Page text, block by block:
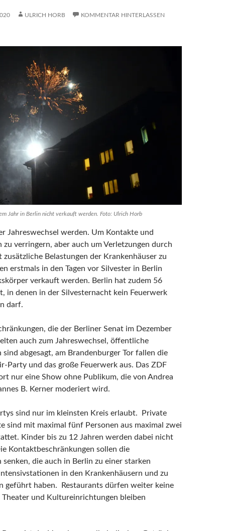
ULRICH HORB KOMMENTAR HINTERLASSEN
Jahr in Berlin nicht verkauft werden. Foto: Ulrich Horb
Jahreswechsel werden. Um Kontakte und
verringern, aber auch um Verletzungen durch
Belastungen der Krankenhäuser zu
erstmals in den Tagen vor Silvester in Berlin
verkauft werden. Berlin hat zudem 56
in denen in der Silvesternacht kein Feuerwerk
darf.
die der Berliner Senat im Dezember
auch zum Jahreswechsel, öffentliche
sind abgesagt, am Brandenburger Tor fallen die
Party und das große Feuerwerk aus. Das ZDF
nur eine Show ohne Publikum, die von Andrea
B. Kerner moderiert wird.
sind nur im kleinsten Kreis erlaubt. Private
sind mit maximal fünf Personen aus maximal zwei
Kinder bis zu 12 Jahren werden dabei nicht
Kontaktbeschränkungen sollen die
die auch in Berlin zu einer starken
in den Krankenhäusern und zu
geführt haben. Restaurants dürfen weiter keine
und Kultureinrichtungen bleiben